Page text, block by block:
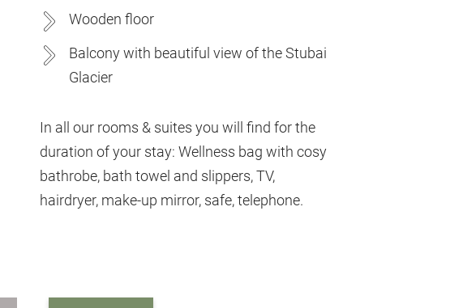
Wooden floor
Balcony with beautiful view of the Stubai
Glacier
In all our rooms & suites you will find for the
duration of your stay: Wellness bag with cosy
bathrobe, bath towel and slippers, TV,
hairdryer, make-up mirror, safe, telephone.